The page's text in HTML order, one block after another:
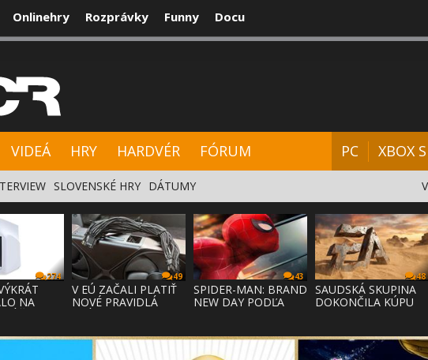
Onlinehry Rozprávky Funny Docu
VIDEÁ HRY HARDVÉR FÓRUM PC XBOX
SLOVENSKÉ HRY DÁTUMY
274
NA
49
V EÚ ZAČALI PLATIŤ
NOVÉ PRAVIDLÁ
43
SPIDER-MAN: BRAND
NEW DAY PODĽA
48
SAUDSKÁ SKUPINA
DOKONČILA KÚPU